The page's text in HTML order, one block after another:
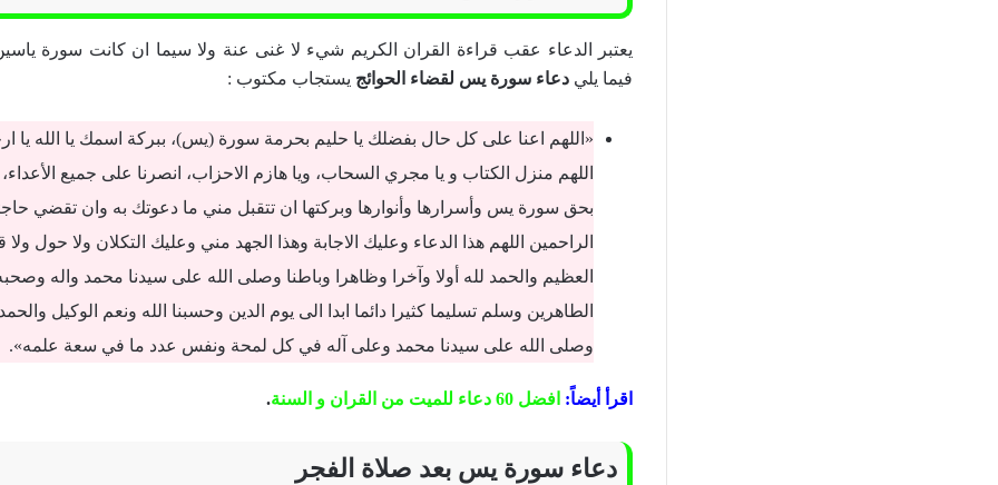
يعتبر الدعاء عقب قراءة القران الكريم شيء لا غنى عنة ولا سيما ان كانت سورة
فيما يلي دعاء سورة يس لقضاء الحوائج يستجاب مكتوب :
«اللهم اعنا على كل حال بفضلك يا حليم بحرمة سورة (يس)، ببركة اسمك يا الله يا
اللهم منزل الكتاب و يا مجري السحاب، ويا هازم الاحزاب، انصرنا على جميع
بحق سورة يس وأسرارها وأنوارها وبركتها ان تتقبل مني ما دعوتك به وان تقضي
الراحمين اللهم هذا الدعاء وعليك الاجابة وهذا الجهد مني وعليك التكلان ولا حول ولا
العظيم والحمد لله أولا وآخرا وظاهرا وباطنا وصلى الله على سيدنا محمد واله وصحبه
الطاهرين وسلم تسليما كثيرا دائما ابدا الى يوم الدين وحسبنا الله ونعم الوكيل
وصلى الله على سيدنا محمد وعلى آله في كل لمحة ونفس عدد ما في سعة علمه».
اقرأ أيضاً: افضل 60 دعاء للميت من القران و السنة .
دعاء سورة يس بعد صلاة الفجر